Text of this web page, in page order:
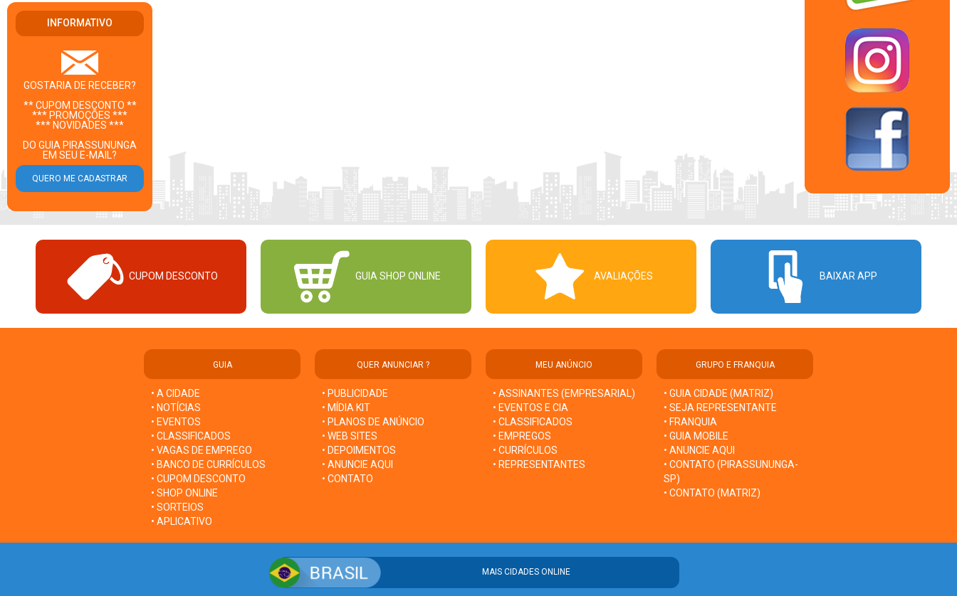
INFORMATIVO
GOSTARIA DE RECEBER?
** CUPOM DESCONTO **
*** PROMOÇÕES ***
*** NOVIDADES ***
DO GUIA PIRASSUNUNGA
EM SEU E-MAIL?
CUPOM DESCONTO GUIA SHOP ONLINE AVALIAÇÕES BAIXAR APP
GUIA
• A CIDADE
• NOTÍCIAS
• EVENTOS
• CLASSIFICADOS
• VAGAS DE EMPREGO
• BANCO DE CURRÍCULOS
• CUPOM DESCONTO
• SHOP ONLINE
• SORTEIOS
• APLICATIVO
QUER ANUNCIAR ?
• PUBLICIDADE
• MÍDIA KIT
• PLANOS DE ANÚNCIO
• WEB SITES
• DEPOIMENTOS
• ANUNCIE AQUI
• CONTATO
MEU ANÚNCIO
• ASSINANTES (EMPRESARIAL)
• EVENTOS E CIA
• CLASSIFICADOS
• EMPREGOS
• CURRÍCULOS
• REPRESENTANTES
GRUPO E FRANQUIA
• GUIA CIDADE (MATRIZ)
• SEJA REPRESENTANTE
• FRANQUIA
• GUIA MOBILE
• ANUNCIE AQUI
• CONTATO (PIRASSUNUNGA-
SP)
• CONTATO (MATRIZ)
MAIS CIDADES ONLINE